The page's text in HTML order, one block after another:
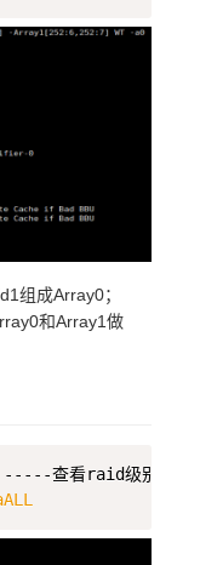
组成Array0；
和Array1做
-----查看raid级别及
Copy